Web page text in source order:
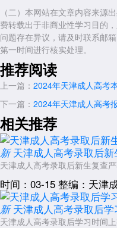
（二）本网站在文章内容来源
费转载出于非商业性学习目的
问题存在异议，请及时联系邮
第一时间进行核实处理。
推荐阅读
上一篇： 2024年天津成人高考
下一篇： 2024年天津成人高考
相关推荐
新 天津成人高考录取后
天津成人高考录取后新生复查
时间：03-15 整编：天津
新 天津成人高考录取后
天津成人高考录取后学习时间